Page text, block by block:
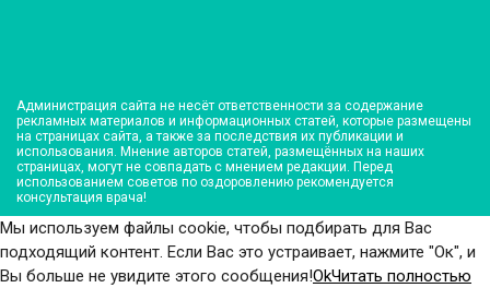
Администрация сайта не несёт ответственности за содержание
рекламных материалов и информационных статей, которые размещены
на страницах сайта, а также за последствия их публикации и
использования. Мнение авторов статей, размещённых на наших
страницах, могут не совпадать с мнением редакции. Перед
использованием советов по оздоровлению рекомендуется
консультация врача!
Мы используем файлы cookie, чтобы подбирать для Вас
подходящий контент. Если Вас это устраивает, нажмите "Ок", и
Вы больше не увидите этого сообщения!OkЧитать полностью